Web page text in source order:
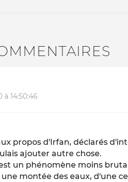
à 14:50:46
propos d'Irfan, déclarés
ajouter autre chose.
un phénomène moins
montée des eaux, d'une